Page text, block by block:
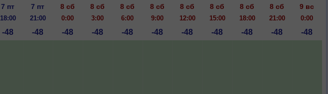
7 пт 7 пт 8 сб 8 сб 8 сб 8 сб 8 сб 8 сб 8 сб 8 сб 9 вс
18:00 21:00 0:00 3:00 6:00 9:00 12:00 15:00 18:00 21:00 0:00
-48 -48 -48 -48 -48 -48 -48 -48 -48 -48 -48